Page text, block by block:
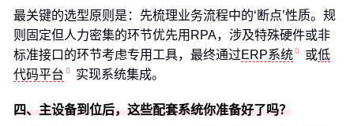
最关键的选型原则是：先梳理业务流程中的‘断点’性质。规
则固定但人力密集的环节优先用RPA，涉及特殊硬件或非
标准接口的环节考虑专用工具，最终通过ERP系统 或低
代码平台
实现系统集成。
四、主设备到位后，这些配套系统你准备好了吗？